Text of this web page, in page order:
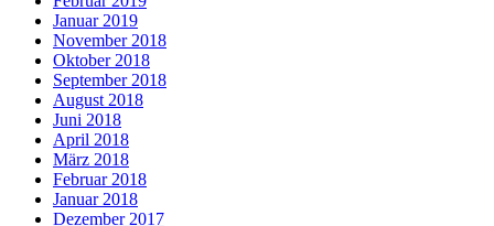
Januar 2019
November 2018
Oktober 2018
September 2018
August 2018
Juni 2018
April 2018
März 2018
Februar 2018
Januar 2018
Dezember 2017